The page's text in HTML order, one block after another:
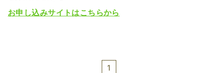
お申し込みサイトはこちらから
1